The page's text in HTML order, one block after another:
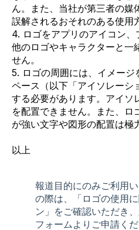
ん。また、当社が第三者の媒
誤解されるおそれのある使用
4. ロゴをアプリのアイコン、
他のロゴやキャラクターと一
せん。
5. ロゴの周囲には、イメージ
ペース（以下「アイソレーシ
する必要があります。アイソ
を配置できません。また、ロ
が強い文字や図形の配置は極
以上
報道目的にのみご利用
の際は、「ロゴの使用
ン」をご確認いただき
フォームよりご申請く